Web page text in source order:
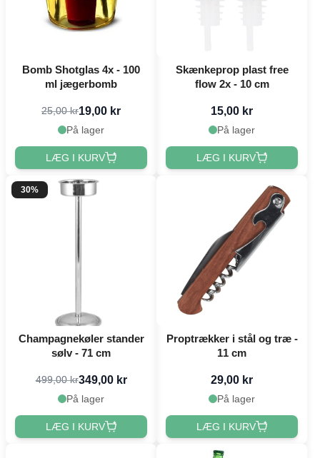
Bomb Shotglas 4x - 100
ml jægerbomb
25,00 kr19,00 kr
På lager
LÆG I KURV
Skænkeprop plast free
flow 2x - 10 cm
15,00 kr
På lager
LÆG I KURV
30%
Champagnekøler stander
sølv - 71 cm
499,00 kr349,00 kr
På lager
LÆG I KURV
Proptrækker i stål og træ -
11 cm
29,00 kr
På lager
LÆG I KURV